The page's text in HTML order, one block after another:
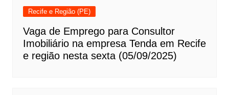
Recife e Região (PE)
Vaga de Emprego para Consultor
Imobiliário na empresa Tenda em Recife
e região nesta sexta (05/09/2025)